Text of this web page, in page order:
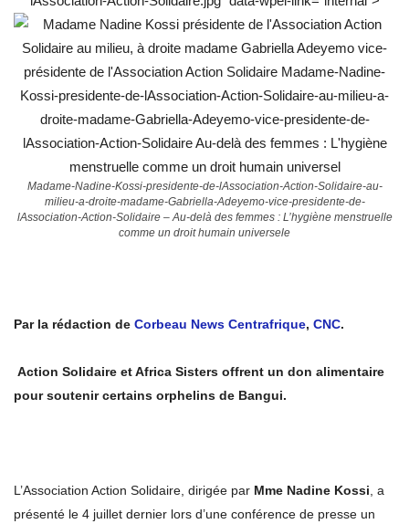
Madame-Nadine-Kossi-presidente-de-lAssociation-Action-Solidaire-au-
milieu-a-droite-madame-Gabriella-Adeyemo-vice-presidente-de-
lAssociation-Action-Solidaire – Au-delà des femmes : L’hygiène menstruelle
comme un droit humain universele
Par la rédaction de Corbeau News Centrafrique, CNC.
Action Solidaire et Africa Sisters offrent un don alimentaire
pour soutenir certains orphelins de Bangui.
L’Association Action Solidaire, dirigée par Mme Nadine Kossi, a
présenté le 4 juillet dernier lors d’une conférence de presse un